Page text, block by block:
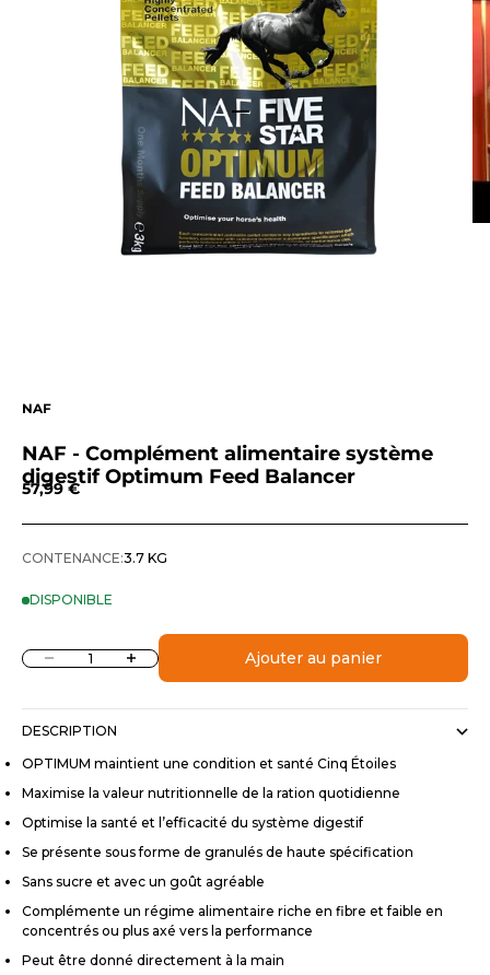
Aller à l'élément 1
Aller à l'élément 2
NAF
NAF - Complément alimentaire système
digestif Optimum Feed Balancer
Prix de vente
57,99 €
CONTENANCE:3.7 KG
DISPONIBLE
Diminuer la quantitéAugmenter la quantitéAjouter au panier
DESCRIPTION
OPTIMUM maintient une condition et santé Cinq Étoiles
Maximise la valeur nutritionnelle de la ration quotidienne
Optimise la santé et l’efficacité du système digestif
Se présente sous forme de granulés de haute spécification
Sans sucre et avec un goût agréable
Complémente un régime alimentaire riche en fibre et faible en
concentrés ou plus axé vers la performance
Peut être donné directement à la main